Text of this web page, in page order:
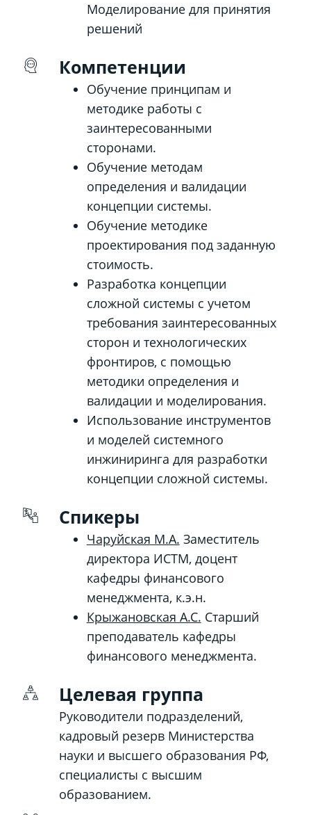
Моделирование для принятия
решений
Компетенции
Обучение принципам и
методике работы с
заинтересованными
сторонами.
Обучение методам
определения и валидации
концепции системы.
Обучение методике
проектирования под заданную
стоимость.
Разработка концепции
сложной системы с учетом
требования заинтересованных
сторон и технологических
фронтиров, с помощью
методики определения и
валидации и моделирования.
Использование инструментов
и моделей системного
инжиниринга для разработки
концепции сложной системы.
Спикеры
Чаруйская М.А. Заместитель
директора ИСТМ, доцент
кафедры финансового
менеджмента, к.э.н.
Крыжановская А.С. Старший
преподаватель кафедры
финансового менеджмента.
Целевая группа
Руководители подразделений,
кадровый резерв Министерства
науки и высшего образования РФ,
специалисты с высшим
образованием.